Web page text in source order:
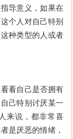
导意义，如果在
个人对自己特别
种类型的人或者
看自己是否拥有
己特别讨厌某一
来说，都非常喜
是厌恶的情绪，